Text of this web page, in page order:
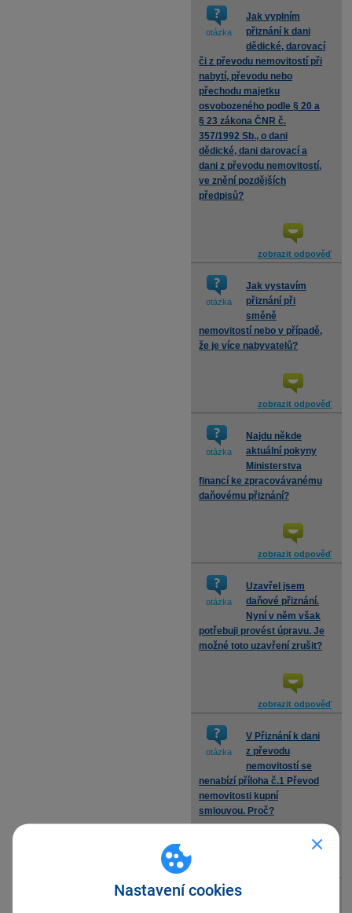
Nastavení cookies
otázka
Jak vyplním
přiznání k dani
dědické, darovací
či z převodu nemovitostí při
nabytí, převodu nebo
přechodu majetku
osvobozeného podle § 20 a
§ 23 zákona ČNR č.
357/1992 Sb., o dani
dědické, dani darovací a
dani z převodu nemovitostí,
ve znění pozdějších
předpisů?
zobrazit odpověď
otázka
Jak vystavím
přiznání při
směně
nemovitostí nebo v případě,
že je více nabyvatelů?
zobrazit odpověď
otázka
Najdu někde
aktuální pokyny
Ministerstva
financí ke zpracovávanému
daňovému přiznání?
zobrazit odpověď
otázka
Uzavřel jsem
daňové přiznání.
Nyní v něm však
potřebuji provést úpravu. Je
možné toto uzavření zrušit?
zobrazit odpověď
otázka
V Přiznání k dani
z převodu
nemovitostí se
nenabízí příloha č.1 Převod
nemovitosti kupní
smlouvou. Proč?